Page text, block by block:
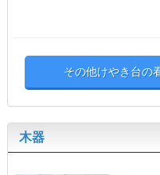
その他けやき台の
木器